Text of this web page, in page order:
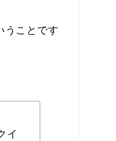
うことです
イ